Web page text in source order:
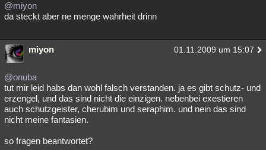
Astronomie Helpdesk Gruppen
Musik Clash Verbesserungen Allmystery English
Übersichten
Besucht
Lesenswert Schlüsselwörter
@miyon
da steckt aber ne menge wahrheit drinn
miyon 01.11.2009 um 15:07
@onuba
tut mir leid habs dan wohl falsch verstanden. ja es gibt schutz- und
erzengel, und das sind nicht die einzigen. nebenbei exestieren
auch schutzgeister, cherubim und seraphim. und nein das sind
nicht meine fantasien.
so fragen beantwortet?